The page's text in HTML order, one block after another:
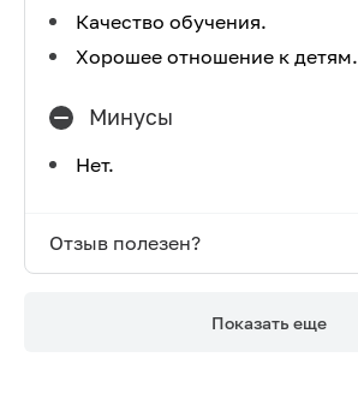
Качество обучения.
Хорошее отношение к детям.
Минусы
Нет.
Отзыв полезен?
Показать еще